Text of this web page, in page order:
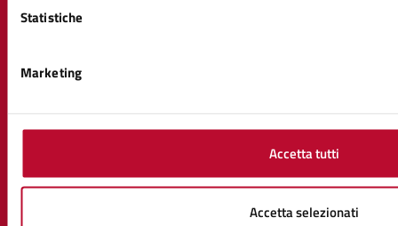
Statistiche
Marketing
Accetta tutti
Accetta selezionati
Politici
Documenti e dati
CATEGORIE DI SERVIZIO
Anagrafe e stato civile